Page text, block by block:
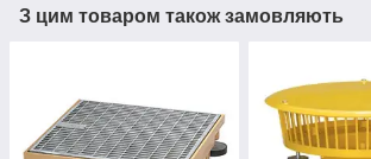
З цим товаром також замовляють